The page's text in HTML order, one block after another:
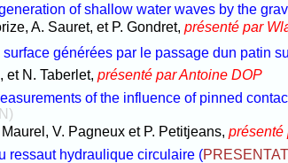
of shallow water waves by the
A. Sauret, et P. Gondret, présenté par
générées par le passage dun patin
et N. Taberlet, présenté par Antoine DOP
of the influence of pinned
V. Pagneux et P. Petitjeans, présenté
ressaut hydraulique circulaire (